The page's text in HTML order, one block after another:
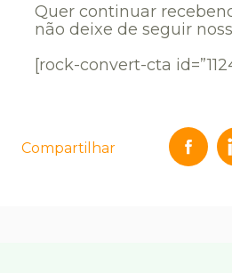
Quer continuar
não deixe de seguir
[rock-convert-cta
Compartilhar